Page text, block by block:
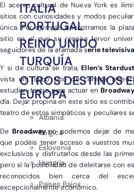
ITALIA
PORTUGAL
REINO UNIDO
TURQUÍA
OTROS DESTINOS
EUROPA
Albania
Bélgica
Eslovenia
Hungría
Países Bajos
El acervo cultural de Nueva York es
sitios con curiosidades y modos
única. Por ejemplo, encontramos la plaza
sitio en el que se respira fervor
seguidores de la afamada serie
Y si de cultura se trata, Ellen’s Stardust
vista un típico sitio de comida
estudian teatro para actuar en Broadway
día. Dejar propina en este sitio es
teatro de estos simpáticos y peculiares
De Broadwayno podemos dejar de
que podéis tener acceso a vuestros
exclusivos y disfrutarlos desde las
pero sí la posibilidad de deleitarse con
reconocidos bien cerca del
excepcionalmente económico.